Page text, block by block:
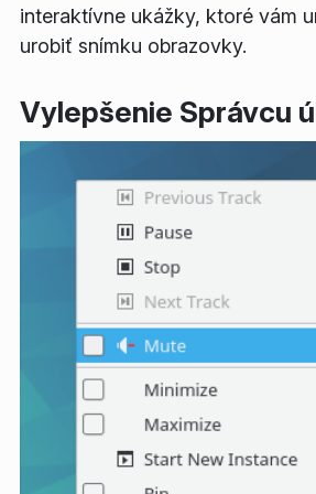
interaktívne ukážky, ktoré vám
urobiť snímku obrazovky.
Vylepšenie Správcu